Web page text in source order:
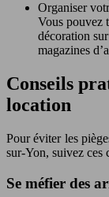
Organiser
Vous pouvez
décoration
magazines
Conseils
location
Pour éviter les
sur-Yon, suivez ces
Se méfier des